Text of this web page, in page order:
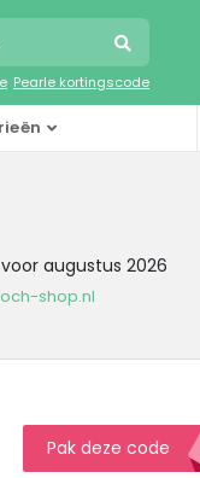
Pearle kortingscode
augustus 2026
shop.nl
Pak deze code